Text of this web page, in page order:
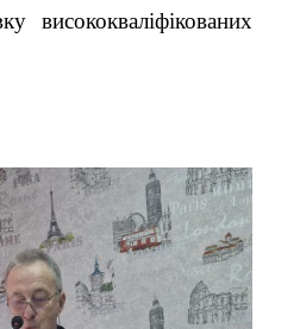
висококваліфікованих